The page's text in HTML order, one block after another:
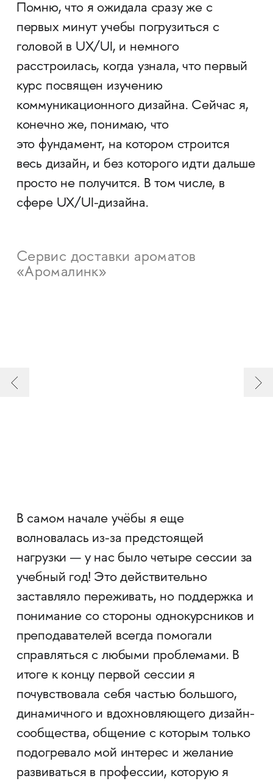
Помню, что я ожидала сразу же с
первых минут учебы погрузиться с
головой в UX/UI, и немного
расстроилась, когда узнала, что первый
курс посвящен изучению
коммуникационного дизайна. Сейчас я,
конечно же, понимаю, что
это фундамент, на котором строится
весь дизайн, и без которого идти дальше
просто не получится. В том числе, в
сфере UX/UI-дизайна.
Сервис доставки ароматов
«Аромалинк»
В самом начале учёбы я еще
волновалась из-за предстоящей
нагрузки — у нас было четыре сессии за
учебный год! Это действительно
заставляло переживать, но поддержка и
понимание со стороны однокурсников и
преподавателей всегда помогали
справляться с любыми проблемами. В
итоге к концу первой сессии я
почувствовала себя частью большого,
динамичного и вдохновляющего дизайн-
сообщества, общение с которым только
подогревало мой интерес и желание
развиваться в профессии, которую я